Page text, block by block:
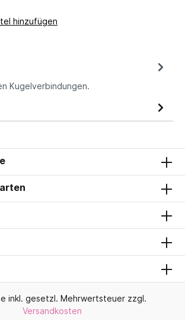
hinzufügen
Kugelverbindungen.
inkl. gesetzl. Mehrwertsteuer zzgl.
Versandkosten